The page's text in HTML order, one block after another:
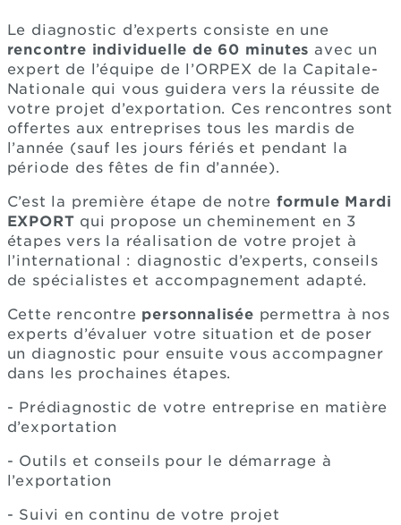
Le diagnostic d’experts consiste en une
rencontre individuelle de 60 minutes avec un
expert de l’équipe de l’ORPEX de la Capitale-
Nationale qui vous guidera vers la réussite de
votre projet d’exportation. Ces rencontres sont
offertes aux entreprises tous les mardis de
l’année (sauf les jours fériés et pendant la
période des fêtes de fin d’année).
C’est la première étape de notre formule Mardi
EXPORT qui propose un cheminement en 3
étapes vers la réalisation de votre projet à
l’international : diagnostic d’experts, conseils
de spécialistes et accompagnement adapté.
Cette rencontre personnalisée permettra à nos
experts d’évaluer votre situation et de poser
un diagnostic pour ensuite vous accompagner
dans les prochaines étapes.
- Prédiagnostic de votre entreprise en matière
d’exportation
- Outils et conseils pour le démarrage à
l’exportation
- Suivi en continu de votre projet